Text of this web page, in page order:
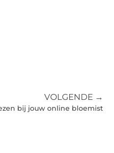
VOLGENDE →
bij jouw online bloemist